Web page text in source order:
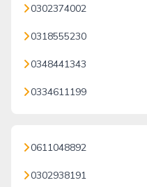
0302374002
0318555230
0348441343
0334611199
0611048892
0302938191